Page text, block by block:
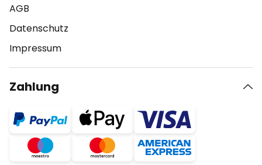
AGB
Datenschutz
Impressum
Zahlung